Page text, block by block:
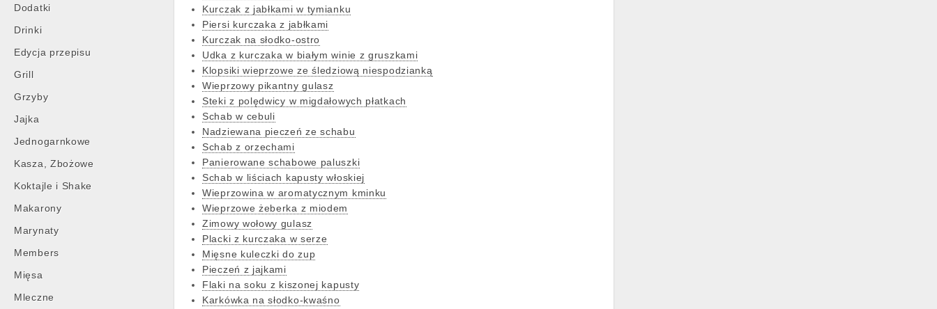
Dodatki
Drinki
Edycja przepisu
Grill
Grzyby
Jajka
Jednogarnkowe
Kasza, Zbożowe
Koktajle i Shake
Makarony
Marynaty
Members
Mięsa
Mleczne
Kurczak z jabłkami w tymianku
Piersi kurczaka z jabłkami
Kurczak na słodko-ostro
Udka z kurczaka w białym winie z gruszkami
Klopsiki wieprzowe ze śledziową niespodzianką
Wieprzowy pikantny gulasz
Steki z polędwicy w migdałowych płatkach
Schab w cebuli
Nadziewana pieczeń ze schabu
Schab z orzechami
Panierowane schabowe paluszki
Schab w liściach kapusty włoskiej
Wieprzowina w aromatycznym kminku
Wieprzowe żeberka z miodem
Zimowy wołowy gulasz
Placki z kurczaka w serze
Mięsne kuleczki do zup
Pieczeń z jajkami
Flaki na soku z kiszonej kapusty
Karkówka na słodko-kwaśno